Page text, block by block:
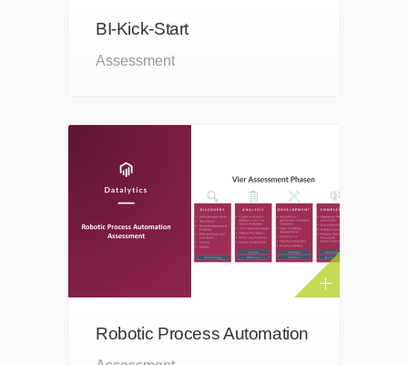
BI-Kick-Start
Assessment
Robotic Process Automation